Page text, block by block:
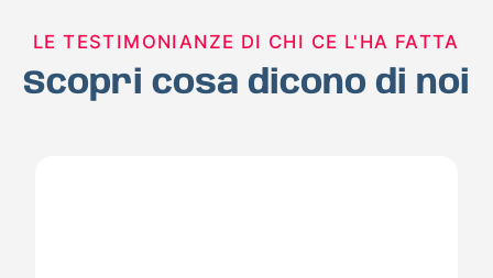
LE TESTIMONIANZE DI CHI CE L'HA FATTA
Scopri cosa dicono di noi